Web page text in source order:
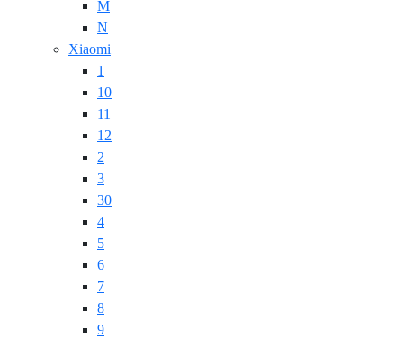
M
N
Xiaomi
1
10
11
12
2
3
30
4
5
6
7
8
9